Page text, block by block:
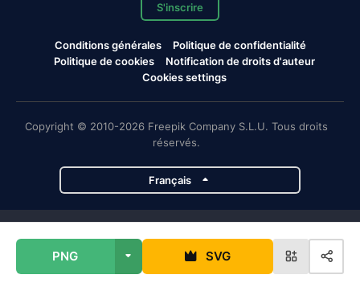
PNG SVG
S'inscrire
Conditions générales
Politique de confidentialité
Politique de cookies
Notification de droits d'auteur
Cookies settings
Copyright © 2010-2026 Freepik Company S.L.U. Tous droits
réservés.
Français